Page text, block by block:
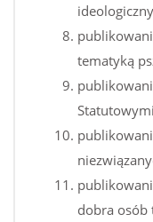
tematyką
dobra osób